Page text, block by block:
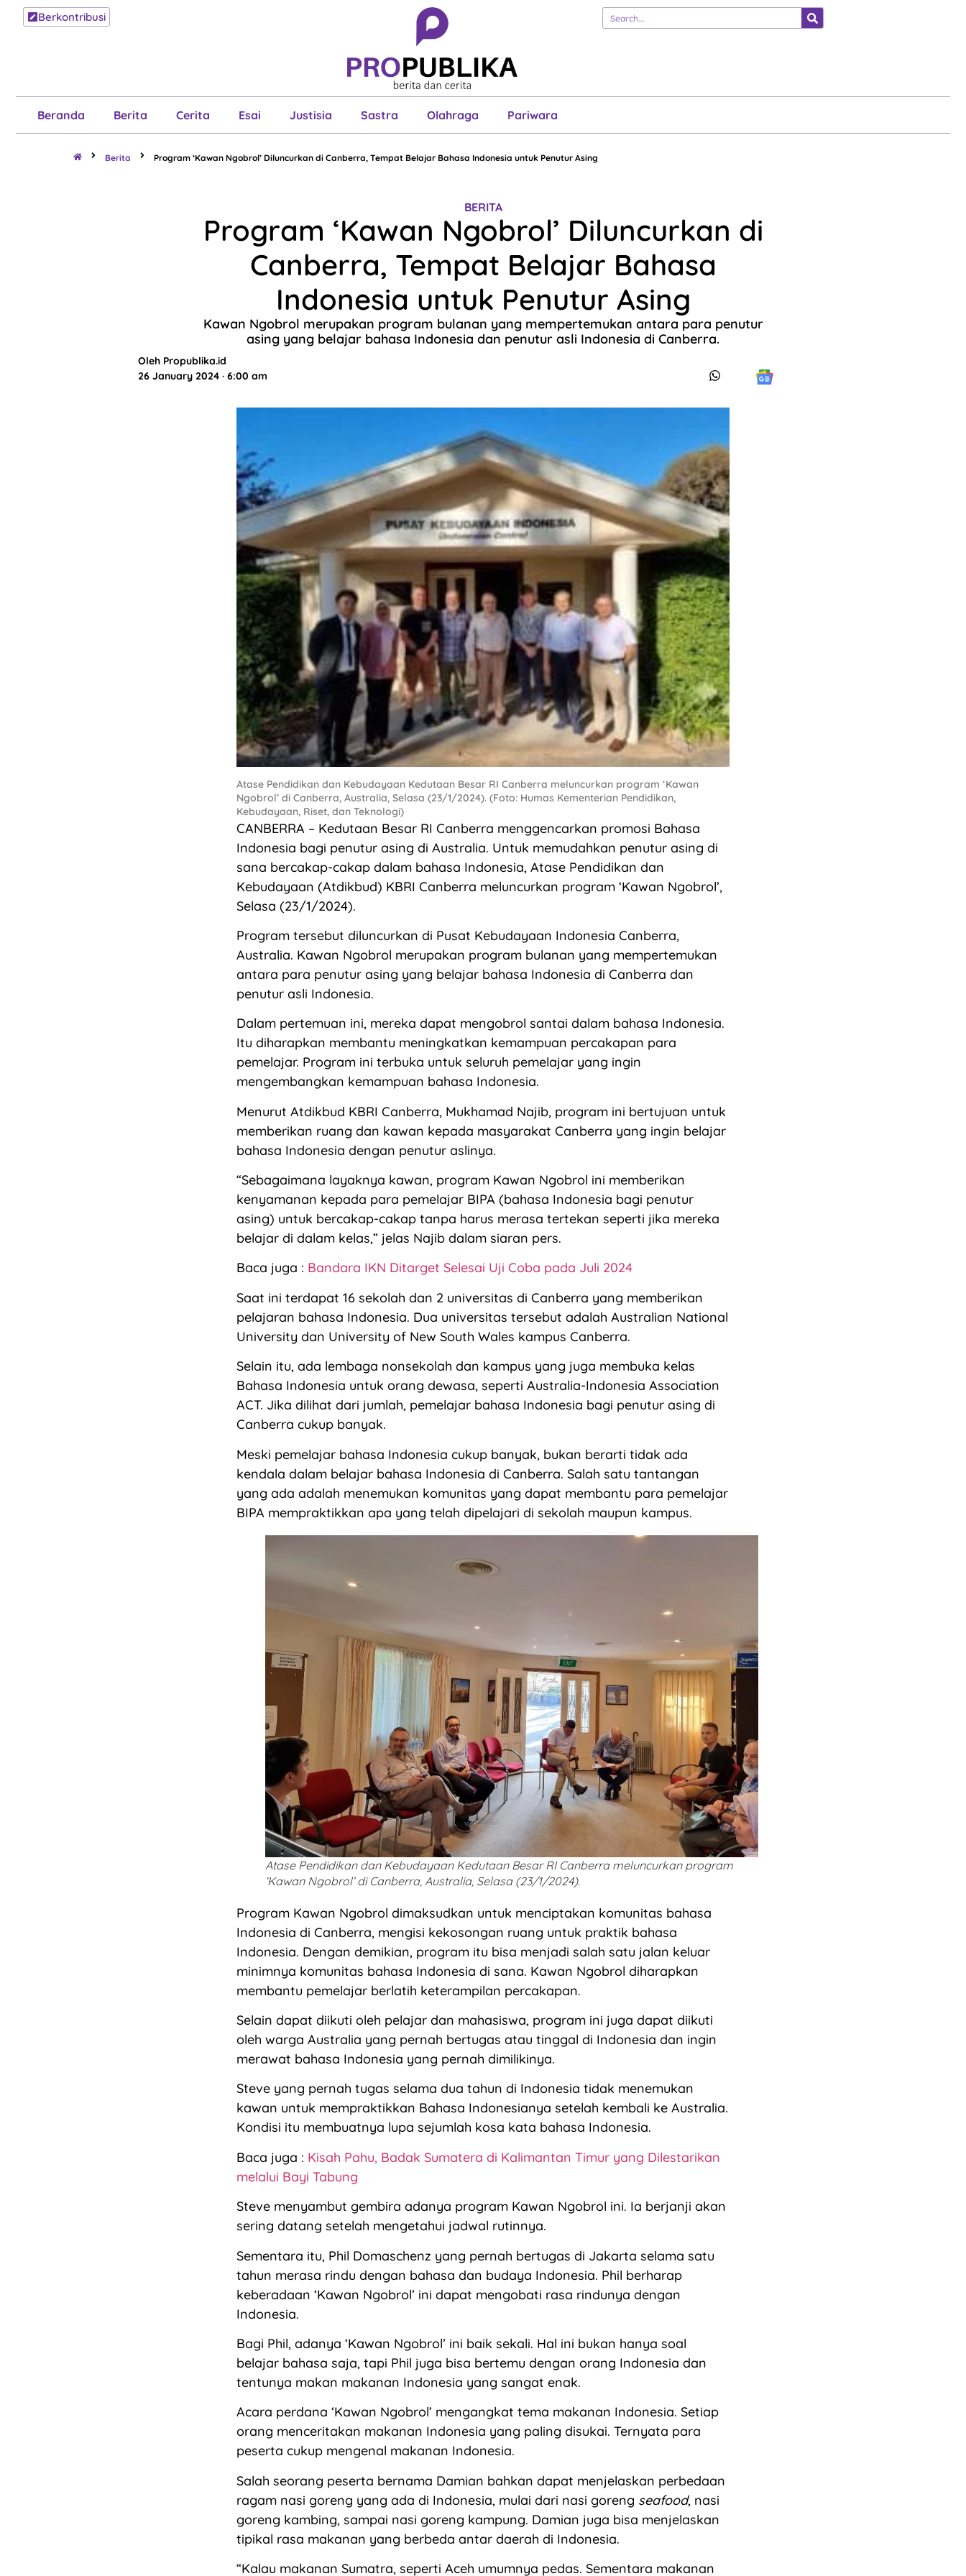
Berkontribusi
Beranda Berita Cerita Esai Justisia Sastra Olahraga Pariwara
Berita Cerita Esai Justisia
Pariwara
Berita Program ‘Kawan Ngobrol’ Diluncurkan di Canberra, Tempat Belajar Bahasa Indonesia untuk Penutur Asing
BERITA
Program ‘Kawan Ngobrol’ Diluncurkan di
Canberra, Tempat Belajar Bahasa
Indonesia untuk Penutur Asing
Kawan Ngobrol merupakan program bulanan yang mempertemukan antara para penutur
asing yang belajar bahasa Indonesia dan penutur asli Indonesia di Canberra.
Oleh Propublika.id
26 January 2024 · 6:00 am
Atase Pendidikan dan Kebudayaan Kedutaan Besar RI Canberra meluncurkan program ‘Kawan
Ngobrol’ di Canberra, Australia, Selasa (23/1/2024). (Foto: Humas Kementerian Pendidikan,
Kebudayaan, Riset, dan Teknologi)
CANBERRA – Kedutaan Besar RI Canberra menggencarkan promosi Bahasa
Indonesia bagi penutur asing di Australia. Untuk memudahkan penutur asing di
sana bercakap-cakap dalam bahasa Indonesia, Atase Pendidikan dan
Kebudayaan (Atdikbud) KBRI Canberra meluncurkan program ‘Kawan Ngobrol’,
Selasa (23/1/2024).
Program tersebut diluncurkan di Pusat Kebudayaan Indonesia Canberra,
Australia. Kawan Ngobrol merupakan program bulanan yang mempertemukan
antara para penutur asing yang belajar bahasa Indonesia di Canberra dan
penutur asli Indonesia.
Dalam pertemuan ini, mereka dapat mengobrol santai dalam bahasa Indonesia.
Itu diharapkan membantu meningkatkan kemampuan percakapan para
pemelajar. Program ini terbuka untuk seluruh pemelajar yang ingin
mengembangkan kemampuan bahasa Indonesia.
Menurut Atdikbud KBRI Canberra, Mukhamad Najib, program ini bertujuan untuk
memberikan ruang dan kawan kepada masyarakat Canberra yang ingin belajar
bahasa Indonesia dengan penutur aslinya.
“Sebagaimana layaknya kawan, program Kawan Ngobrol ini memberikan
kenyamanan kepada para pemelajar BIPA (bahasa Indonesia bagi penutur
asing) untuk bercakap-cakap tanpa harus merasa tertekan seperti jika mereka
belajar di dalam kelas,” jelas Najib dalam siaran pers.
Baca juga : Bandara IKN Ditarget Selesai Uji Coba pada Juli 2024
Saat ini terdapat 16 sekolah dan 2 universitas di Canberra yang memberikan
pelajaran bahasa Indonesia. Dua universitas tersebut adalah Australian National
University dan University of New South Wales kampus Canberra.
Selain itu, ada lembaga nonsekolah dan kampus yang juga membuka kelas
Bahasa Indonesia untuk orang dewasa, seperti Australia-Indonesia Association
ACT. Jika dilihat dari jumlah, pemelajar bahasa Indonesia bagi penutur asing di
Canberra cukup banyak.
Meski pemelajar bahasa Indonesia cukup banyak, bukan berarti tidak ada
kendala dalam belajar bahasa Indonesia di Canberra. Salah satu tantangan
yang ada adalah menemukan komunitas yang dapat membantu para pemelajar
BIPA mempraktikkan apa yang telah dipelajari di sekolah maupun kampus.
Atase Pendidikan dan Kebudayaan Kedutaan Besar RI Canberra meluncurkan program
‘Kawan Ngobrol’ di Canberra, Australia, Selasa (23/1/2024).
Program Kawan Ngobrol dimaksudkan untuk menciptakan komunitas bahasa
Indonesia di Canberra, mengisi kekosongan ruang untuk praktik bahasa
Indonesia. Dengan demikian, program itu bisa menjadi salah satu jalan keluar
minimnya komunitas bahasa Indonesia di sana. Kawan Ngobrol diharapkan
membantu pemelajar berlatih keterampilan percakapan.
Selain dapat diikuti oleh pelajar dan mahasiswa, program ini juga dapat diikuti
oleh warga Australia yang pernah bertugas atau tinggal di Indonesia dan ingin
merawat bahasa Indonesia yang pernah dimilikinya.
Steve yang pernah tugas selama dua tahun di Indonesia tidak menemukan
kawan untuk mempraktikkan Bahasa Indonesianya setelah kembali ke Australia.
Kondisi itu membuatnya lupa sejumlah kosa kata bahasa Indonesia.
Baca juga : Kisah Pahu, Badak Sumatera di Kalimantan Timur yang Dilestarikan
melalui Bayi Tabung
Steve menyambut gembira adanya program Kawan Ngobrol ini. Ia berjanji akan
sering datang setelah mengetahui jadwal rutinnya.
Sementara itu, Phil Domaschenz yang pernah bertugas di Jakarta selama satu
tahun merasa rindu dengan bahasa dan budaya Indonesia. Phil berharap
keberadaan ‘Kawan Ngobrol’ ini dapat mengobati rasa rindunya dengan
Indonesia.
Bagi Phil, adanya ‘Kawan Ngobrol’ ini baik sekali. Hal ini bukan hanya soal
belajar bahasa saja, tapi Phil juga bisa bertemu dengan orang Indonesia dan
tentunya makan makanan Indonesia yang sangat enak.
Acara perdana ‘Kawan Ngobrol’ mengangkat tema makanan Indonesia. Setiap
orang menceritakan makanan Indonesia yang paling disukai. Ternyata para
peserta cukup mengenal makanan Indonesia.
Salah seorang peserta bernama Damian bahkan dapat menjelaskan perbedaan
ragam nasi goreng yang ada di Indonesia, mulai dari nasi goreng seafood, nasi
goreng kambing, sampai nasi goreng kampung. Damian juga bisa menjelaskan
tipikal rasa makanan yang berbeda antar daerah di Indonesia.
“Kalau makanan Sumatra, seperti Aceh umumnya pedas. Sementara makanan